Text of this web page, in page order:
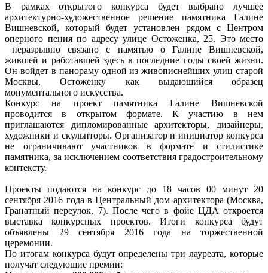
В рамках открытого конкурса будет выбрано лучшее
архитектурно-художественное решение памятника Галине
Вишневской, который будет установлен рядом с Центром
оперного пения по адресу улице Остоженка, 25. Это место
неразрывно связано с памятью о Галине Вишневской,
жившей и работавшей здесь в последние годы своей жизни.
Он войдет в панораму одной из живописнейших улиц старой
Москвы, Остоженку как выдающийся образец
монументального искусства.
Конкурс на проект памятника Галине Вишневской
проводится в открытом формате. К участию в нем
приглашаются дипломированные архитекторы, дизайнеры,
художники и скульпторы. Организатор и инициатор конкурса
не ограничивают участников в формате и стилистике
памятника, за исключением соответствия градостроительному
контексту.
Проекты подаются на конкурс до 18 часов 00 минут 20
сентября 2016 года в Центральный дом архитектора (Москва,
Гранатный переулок, 7). После чего в фойе ЦДА откроется
выставка конкурсных проектов. Итоги конкурса будут
объявлены 29 сентября 2016 года на торжественной
церемонии.
По итогам конкурса будут определены три лауреата, которые
получат следующие премии: